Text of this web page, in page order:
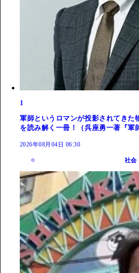
1
軍師というロマンが投影されてきた
を読み解く一冊！（呉座勇一著『軍
2026年08月04日 06:30
社会